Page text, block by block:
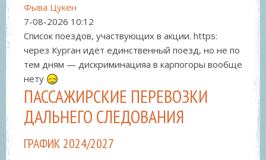
Фыва Цукен
7-08-2026 10:12
Список поездов, участвующих в акции. https:
через Курган идёт единственный поезд, но не по
тем дням — дискриминацияа в карпогоры вообще
нету
ПАССАЖИРСКИЕ ПЕРЕВОЗКИ
ДАЛЬНЕГО СЛЕДОВАНИЯ
ГРАФИК 2024/2027